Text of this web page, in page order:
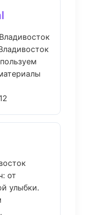
от
улыбки.